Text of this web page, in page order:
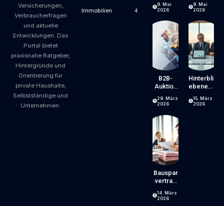
Versicherungen,
Verbraucherfragen
und aktuelle
Entwicklungen. Das
Portal bietet
praxisnahe Ratgeber,
Hintergründe und
Orientierung für
private Haushalte,
Selbstständige und
Unternehmen.
Immobilien 4
Kleiner
9. Mai
2026
Ftemang
Jetzt
Passier
En Muss
9. Mai
2026
B2B-
Auktion
Strategi
Instrum
Ent Für
Einkauf
Und
Vertrieb
29. März
2026
Hinterbli
Ebenenr
Anspruc
15. März
2026
Bauspar
Vertrag
En
14. März
2026